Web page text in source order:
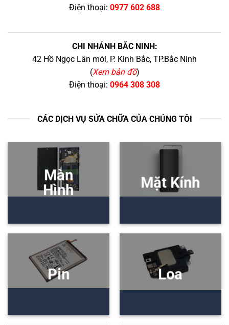
Điện thoại: 0977 602 688
CHI NHÁNH BẮC NINH:
42 Hồ Ngọc Lân mới, P. Kinh Bắc, TP.Bắc Ninh
(Xem bản đồ)
Điện thoại: 0964 308 308
CÁC DỊCH VỤ SỬA CHỮA CỦA CHÚNG TÔI
Màn
Hình
Mặt Kính
Pin Loa